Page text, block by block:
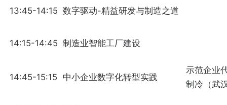
13:45-14:15 数字驱动-精益研发与制造之道
14:15-14:45 制造业智能工厂建设
14:45-15:15 中小企业数字化转型实践
示范企业
制冷（武